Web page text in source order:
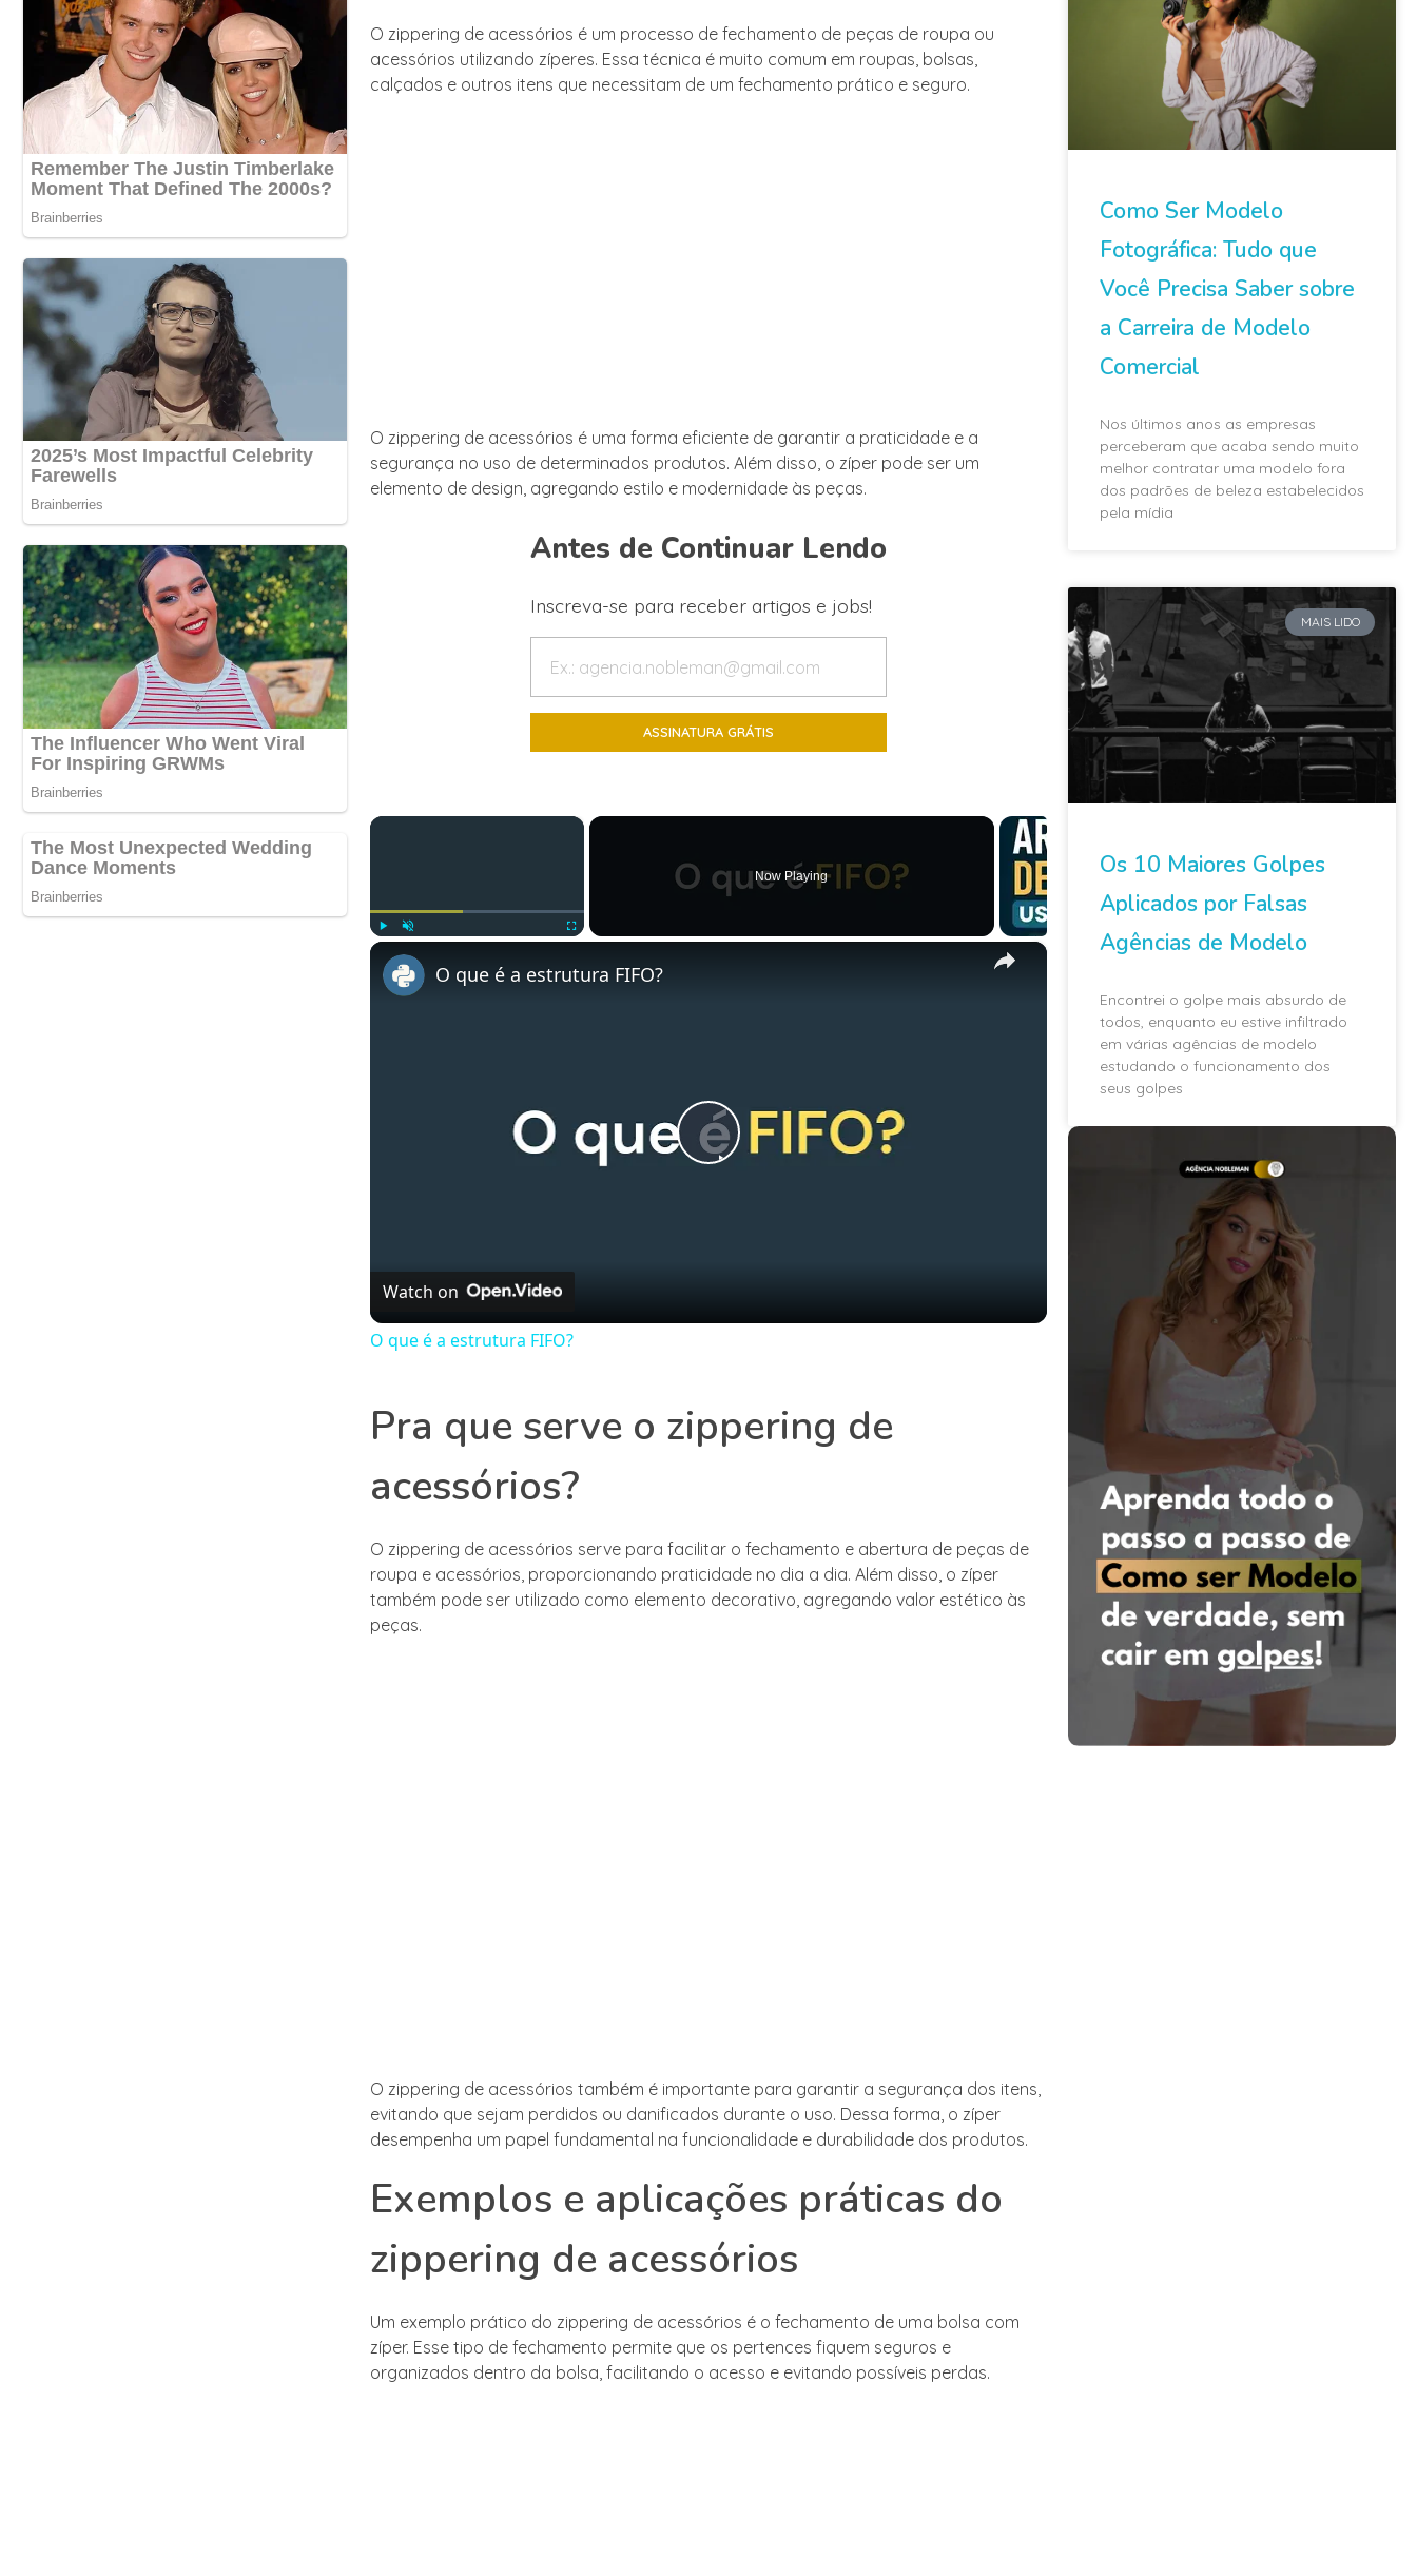
O zippering de acessórios é um processo de fechamento de peças de roupa ou
acessórios utilizando zíperes. Essa técnica é muito comum em roupas, bolsas,
calçados e outros itens que necessitam de um fechamento prático e seguro.
O zippering de acessórios é uma forma eficiente de garantir a praticidade e a
segurança no uso de determinados produtos. Além disso, o zíper pode ser um
elemento de design, agregando estilo e modernidade às peças.
Antes de Continuar Lendo
Inscreva-se para receber artigos e jobs!
×
Now Playing
×
Play
O que é a estrutura FIFO?
Watch on
O que é a estrutura FIFO?
Pra que serve o zippering de
acessórios?
O zippering de acessórios serve para facilitar o fechamento e abertura de peças de
roupa e acessórios, proporcionando praticidade no dia a dia. Além disso, o zíper
também pode ser utilizado como elemento decorativo, agregando valor estético às
peças.
O zippering de acessórios também é importante para garantir a segurança dos itens,
evitando que sejam perdidos ou danificados durante o uso. Dessa forma, o zíper
desempenha um papel fundamental na funcionalidade e durabilidade dos produtos.
Exemplos e aplicações práticas do
zippering de acessórios
Um exemplo prático do zippering de acessórios é o fechamento de uma bolsa com
zíper. Esse tipo de fechamento permite que os pertences fiquem seguros e
organizados dentro da bolsa, facilitando o acesso e evitando possíveis perdas.
Como Ser Modelo
Fotográfica: Tudo que
Você Precisa Saber sobre
a Carreira de Modelo
Comercial
Nos últimos anos as empresas
perceberam que acaba sendo muito
melhor contratar uma modelo fora
dos padrões de beleza estabelecidos
pela mídia
MAIS LIDO
Os 10 Maiores Golpes
Aplicados por Falsas
Agências de Modelo
Encontrei o golpe mais absurdo de
todos, enquanto eu estive infiltrado
em várias agências de modelo
estudando o funcionamento dos
seus golpes